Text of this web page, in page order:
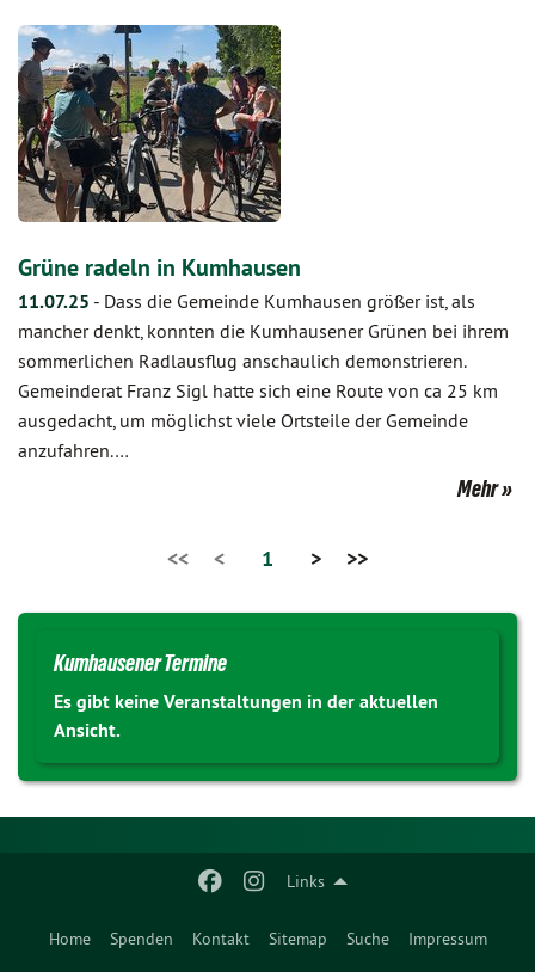
Links
Home Spenden Kontakt Sitemap Suche Impressum
Grüne radeln in Kumhausen
11.07.25 - Dass die Gemeinde Kumhausen größer ist, als
mancher denkt, konnten die Kumhausener Grünen bei ihrem
sommerlichen Radlausflug anschaulich demonstrieren.
Gemeinderat Franz Sigl hatte sich eine Route von ca 25 km
ausgedacht, um möglichst viele Ortsteile der Gemeinde
anzufahren.…
Mehr
<< < 1 > >>
Kumhausener Termine
Es gibt keine Veranstaltungen in der aktuellen
Ansicht.